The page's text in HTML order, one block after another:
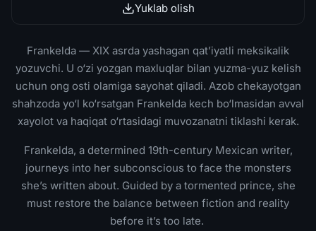
Yuklab olish
Frankelda — XIX asrda yashagan qat’iyatli meksikalik
yozuvchi. U o‘zi yozgan maxluqlar bilan yuzma-yuz kelish
uchun ong osti olamiga sayohat qiladi. Azob chekayotgan
shahzoda yo‘l ko‘rsatgan Frankelda kech bo‘lmasidan avval
xayolot va haqiqat o‘rtasidagi muvozanatni tiklashi kerak.
Frankelda, a determined 19th-century Mexican writer,
journeys into her subconscious to face the monsters
she’s written about. Guided by a tormented prince, she
must restore the balance between fiction and reality
before it’s too late.